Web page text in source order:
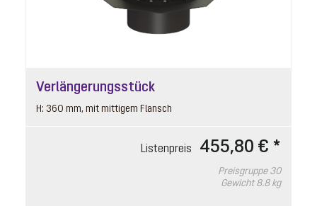
Verlängerungsstück
H: 360 mm, mit mittigem Flansch
Listenpreis 455,80 € *
Preisgruppe 30
Gewicht 8.8 kg